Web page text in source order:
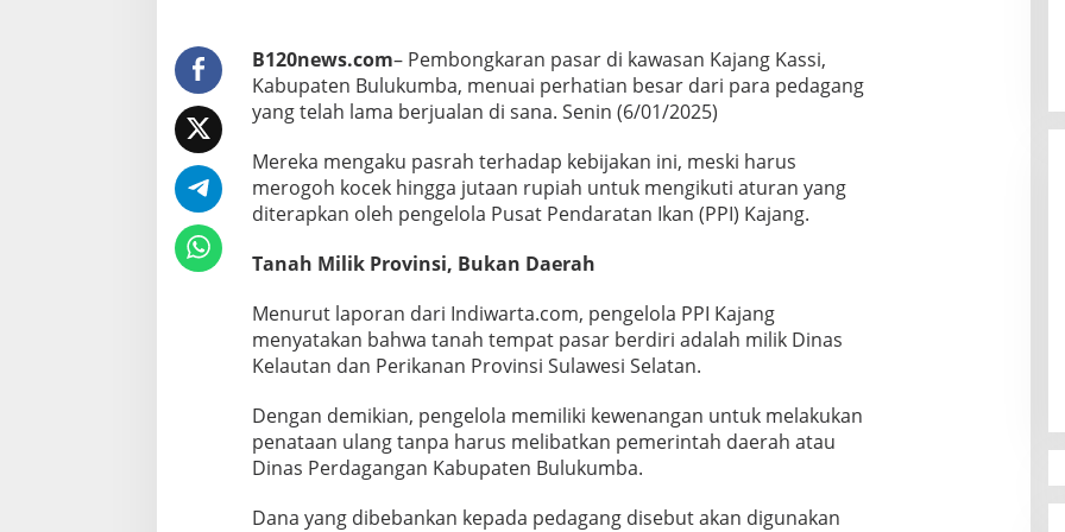
a
n
y
i
s
a
a
a
h
!
B120news.com– Pembongkaran pasar di kawasan Kajang Kassi,
Kabupaten Bulukumba, menuai perhatian besar dari para pedagang
yang telah lama berjualan di sana. Senin (6/01/2025)
Mereka mengaku pasrah terhadap kebijakan ini, meski harus
merogoh kocek hingga jutaan rupiah untuk mengikuti aturan yang
diterapkan oleh pengelola Pusat Pendaratan Ikan (PPI) Kajang.
Tanah Milik Provinsi, Bukan Daerah
Menurut laporan dari Indiwarta.com, pengelola PPI Kajang
menyatakan bahwa tanah tempat pasar berdiri adalah milik Dinas
Kelautan dan Perikanan Provinsi Sulawesi Selatan.
Dengan demikian, pengelola memiliki kewenangan untuk melakukan
penataan ulang tanpa harus melibatkan pemerintah daerah atau
Dinas Perdagangan Kabupaten Bulukumba.
Dana yang dibebankan kepada pedagang disebut akan digunakan
Canvasser MuLIA Ungkit Dugaan
Kecurangan, Respons Appi Picu